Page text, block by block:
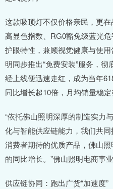
这款吸顶灯不仅价格亲民，更
高显色指数、RG0豁免级蓝光
护眼特性，兼顾视觉健康与使
明同步推出“免费安装”服务，
经上线便迅速走红，成为当年
同比增长超10倍，月均销量稳定
“依托佛山照明深厚的制造实力
化与智能供应链能力，我们共
消费者期待的优质产品，佛山
的同比增长。”佛山照明电商事
供应链协同：跑出广货“加速度”